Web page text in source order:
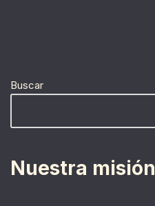
Buscar
Nuestra misión